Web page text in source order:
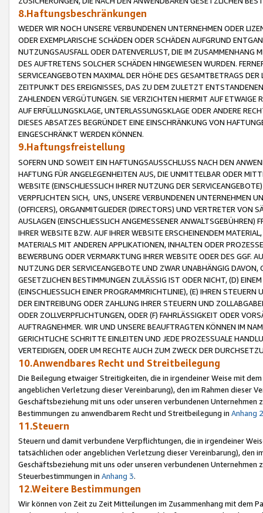
8.Haftungsbeschränkungen
WEDER WIR NOCH UNSERE VERBUNDENEN UNTERNEHMEN ODER
ODER EXEMPLARISCHE SCHÄDEN ODER SCHÄDEN AUFGRUND
NUTZUNGSAUSFALL ODER DATENVERLUST, DIE IM ZUSAMMENHANG
DES AUFTRETENS SOLCHER SCHÄDEN HINGEWIESEN WURDEN.
SERVICEANGEBOTEN MAXIMAL DER HÖHE DES GESAMTBETRAGS
ZEITPUNKT DES EREIGNISSES, DAS ZU DEM ZULETZT
ZAHLENDEN VERGÜTUNGEN. SIE VERZICHTEN HIERMIT AUF
AUF ERFÜLLUNGSKLAGE, UNTERLASSUNGSKLAGE ODER ANDERE
DIESES ABSATZES BEGRÜNDET EINE EINSCHRÄNKUNG VON
EINGESCHRÄNKT WERDEN KÖNNEN.
9.Haftungsfreistellung
SOFERN UND SOWEIT EIN HAFTUNGSAUSSCHLUSS NACH DEN
HAFTUNG FÜR ANGELEGENHEITEN AUS, DIE UNMITTELBAR ODER
WEBSITE (EINSCHLIESSLICH IHRER NUTZUNG DER
VERPFLICHTEN SICH, UNS, UNSERE VERBUNDENEN UNTERNEHMEN
(OFFICERS), ORGANMITGLIEDER (DIRECTORS) UND VERTRETER VON
AUSLAGEN (EINSCHLIESSLICH ANGEMESSENER
IHRER WEBSITE BZW. AUF IHRER WEBSITE ERSCHEINENDEM
MATERIALS MIT ANDEREN APPLIKATIONEN, INHALTEN ODER
BEWERBUNG ODER VERMARKTUNG IHRER WEBSITE ODER DES GGF.
NUTZUNG DER SERVICEANGEBOTE UND ZWAR UNABHÄNGIG
GESETZLICHEN BESTIMMUNGEN ZULÄSSIG IST ODER NICHT, (D)
(EINSCHLIESSLICH EINER PROGRAMMRICHTLINIE), (E) IHREN
DER EINTREIBUNG ODER ZAHLUNG IHRER STEUERN UND
ODER ZOLLVERPFLICHTUNGEN, ODER (F) FAHRLÄSSIGKEIT ODER
AUFTRAGNEHMER. WIR UND UNSERE BEAUFTRAGTEN KÖNNEN IM
GERICHTLICHE SCHRITTE EINLEITEN UND JEDE PROZESSUALE
VERTEIDIGEN, ODER UM RECHTE AUCH ZUM ZWECK DER
10.Anwendbares Recht und Streitbeilegung
Die Beilegung etwaiger Streitigkeiten, die in irgendeiner Weise mit
angeblichen Verletzung dieser Vereinbarung), den im Rahmen dieser
Geschäftsbeziehung mit uns oder unseren verbundenen
Bestimmungen zu anwendbarem Recht und Streitbeilegung in Anhang 2
11.Steuern
Steuern und damit verbundene Verpflichtungen, die in irgendeiner
tatsächlichen oder angeblichen Verletzung dieser Vereinbarung), den
Geschäftsbeziehung mit uns oder unseren verbundenen
Steuerbestimmungen in Anhang 3.
12.Weitere Bestimmungen
Wir können von Zeit zu Zeit Mitteilungen im Zusammenhang mit dem